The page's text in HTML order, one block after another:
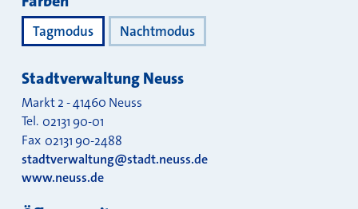
Tagmodus Nachtmodus
Stadtverwaltung Neuss
Markt 2-41460 Neuss
Tel. 02131 90-01
Fax 02131 90-2488
stadtverwaltung@stadt.neuss.de
www.neuss.de